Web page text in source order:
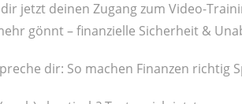
jetzt deinen Zugang zum Video-
gönnt –finanzielle Sicherheit &
dir: So machen Finanzen richtig